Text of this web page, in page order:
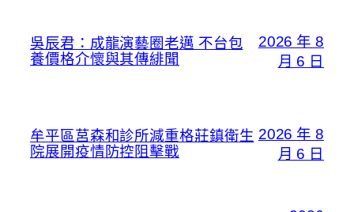
吳辰君：成龍演藝圈老邁 不台包
養價格介懷與其傳緋聞
2026 年 8
月 6 日
牟平區莒森和診所減重格莊鎮衛生
院展開疫情防控阻擊戰
2026 年 8
月 6 日